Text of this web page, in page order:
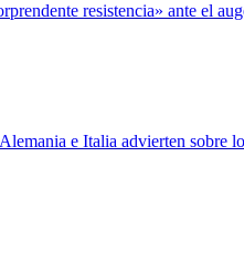
resistencia» ante el
e Italia advierten sobre